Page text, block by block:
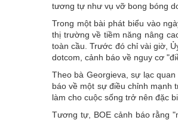
tương tự như vụ vỡ bong bóng
Trong một bài phát biểu vào
thị trường về tiềm năng nâng
toàn cầu. Trước đó chỉ vài giờ,
dotcom, cảnh báo về nguy cơ
Theo bà Georgieva, sự lạc
báo về một sự điều chỉnh mạnh
làm cho cuộc sống trở nên đặc
Tương tự, BOE cảnh báo rằng